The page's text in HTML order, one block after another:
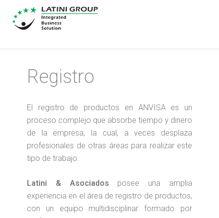
Registro
El registro de productos en ANVISA es un
proceso complejo que absorbe tiempo y dinero
de la empresa, la cual, a veces desplaza
profesionales de otras áreas para realizar este
tipo de trabajo.
Latini & Asociados posee una amplia
experiencia en el área de registro de productos,
con un equipo multidisciplinar formado por